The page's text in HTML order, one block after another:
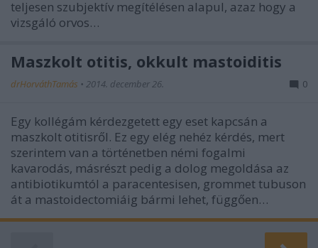
teljesen szubjektív megítélésen alapul, azaz hogy a
vizsgáló orvos…
Maszkolt otitis, okkult mastoiditis
drHorváthTamás • 2014. december 26. 0
Egy kollégám kérdezgetett egy eset kapcsán a
maszkolt otitisről. Ez egy elég nehéz kérdés, mert
szerintem van a történetben némi fogalmi
kavarodás, másrészt pedig a dolog megoldása az
antibiotikumtól a paracentesisen, grommet tubuson
át a mastoidectomiáig bármi lehet, függően…